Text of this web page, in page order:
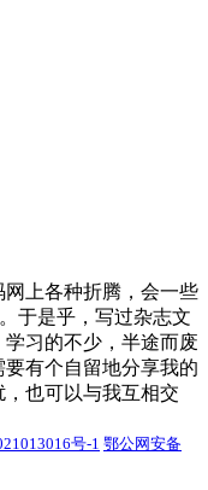
上各种折腾，会一些
于是乎，写过杂志文
习的不少，半途而废
有个自留地分享我的
也可以与我互相交
号-1 鄂公网安备